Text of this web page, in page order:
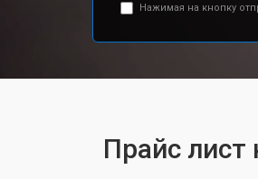
Нажимая на кнопку
Прайс лист